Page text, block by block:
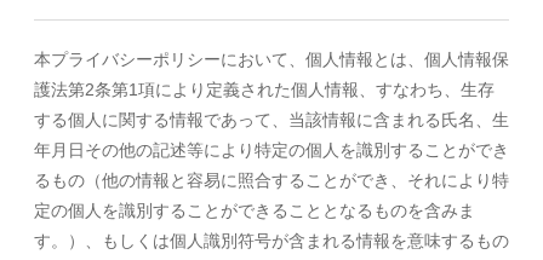
本プライバシーポリシーにおいて、個人情報とは、個人情報保
護法第2条第1項により定義された個人情報、すなわち、生存
する個人に関する情報であって、当該情報に含まれる氏名、生
年月日その他の記述等により特定の個人を識別することができ
るもの（他の情報と容易に照合することができ、それにより特
定の個人を識別することができることとなるものを含みま
す。）、もしくは個人識別符号が含まれる情報を意味するもの